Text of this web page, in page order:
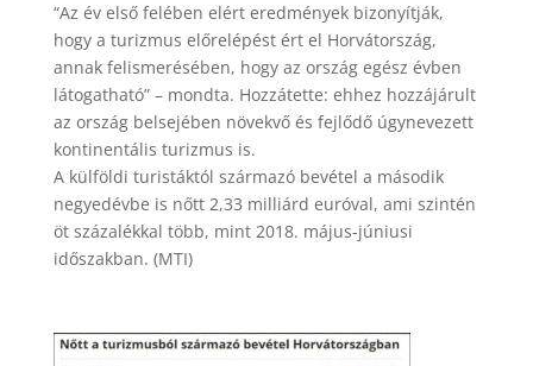
“Az év első felében elért eredmények bizonyítják,
hogy a turizmus előrelépést ért el Horvátország,
annak felismerésében, hogy az ország egész évben
látogatható” – mondta. Hozzátette: ehhez hozzájárult
az ország belsejében növekvő és fejlődő úgynevezett
kontinentális turizmus is.
A külföldi turistáktól származó bevétel a második
negyedévbe is nőtt 2,33 milliárd euróval, ami szintén
öt százalékkal több, mint 2018. május-júniusi
időszakban. (MTI)